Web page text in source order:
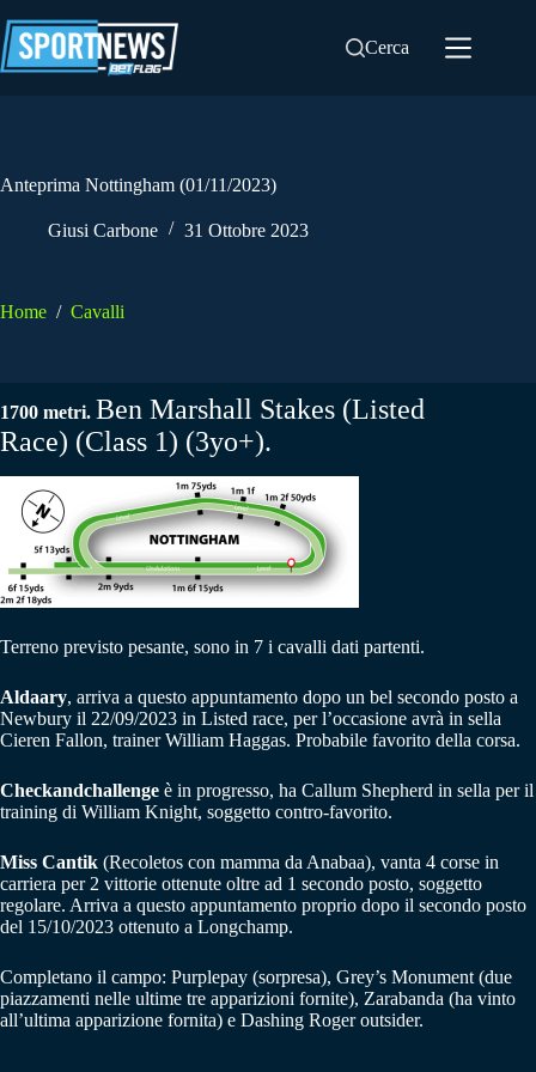
al
contenuto
Cerca
Anteprima Nottingham (01/11/2023)
Giusi Carbone 31 Ottobre 2023
Home / Cavalli
1700 metri. Ben Marshall Stakes (Listed
Race) (Class 1) (3yo+).
Terreno previsto pesante, sono in 7 i cavalli dati partenti.
Aldaary, arriva a questo appuntamento dopo un bel secondo posto a
Newbury il 22/09/2023 in Listed race, per l’occasione avrà in sella
Cieren Fallon, trainer William Haggas. Probabile favorito della corsa.
Checkandchallenge è in progresso, ha Callum Shepherd in sella per il
training di William Knight, soggetto contro-favorito.
Miss Cantik (Recoletos con mamma da Anabaa), vanta 4 corse in
carriera per 2 vittorie ottenute oltre ad 1 secondo posto, soggetto
regolare. Arriva a questo appuntamento proprio dopo il secondo posto
del 15/10/2023 ottenuto a Longchamp.
Completano il campo: Purplepay (sorpresa), Grey’s Monument (due
piazzamenti nelle ultime tre apparizioni fornite), Zarabanda (ha vinto
all’ultima apparizione fornita) e Dashing Roger outsider.